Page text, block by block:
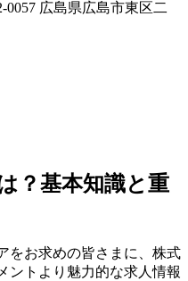
？基本知識と重
をお求めの皆さまに、株式
ントより魅力的な求人情報